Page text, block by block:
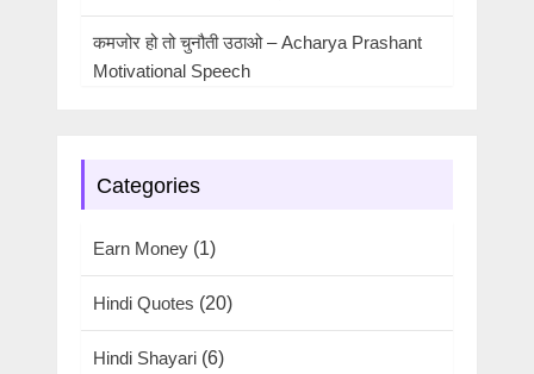
कमजोर हो तो चुनौती उठाओ – Acharya Prashant
Motivational Speech
Categories
Earn Money (1)
Hindi Quotes (20)
Hindi Shayari (6)